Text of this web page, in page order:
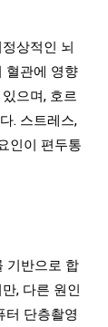
상적인 뇌
혈관에 영향
으며, 호르
. 스트레스,
인이 편두통
기반으로 합
, 다른 원인
단층촬영